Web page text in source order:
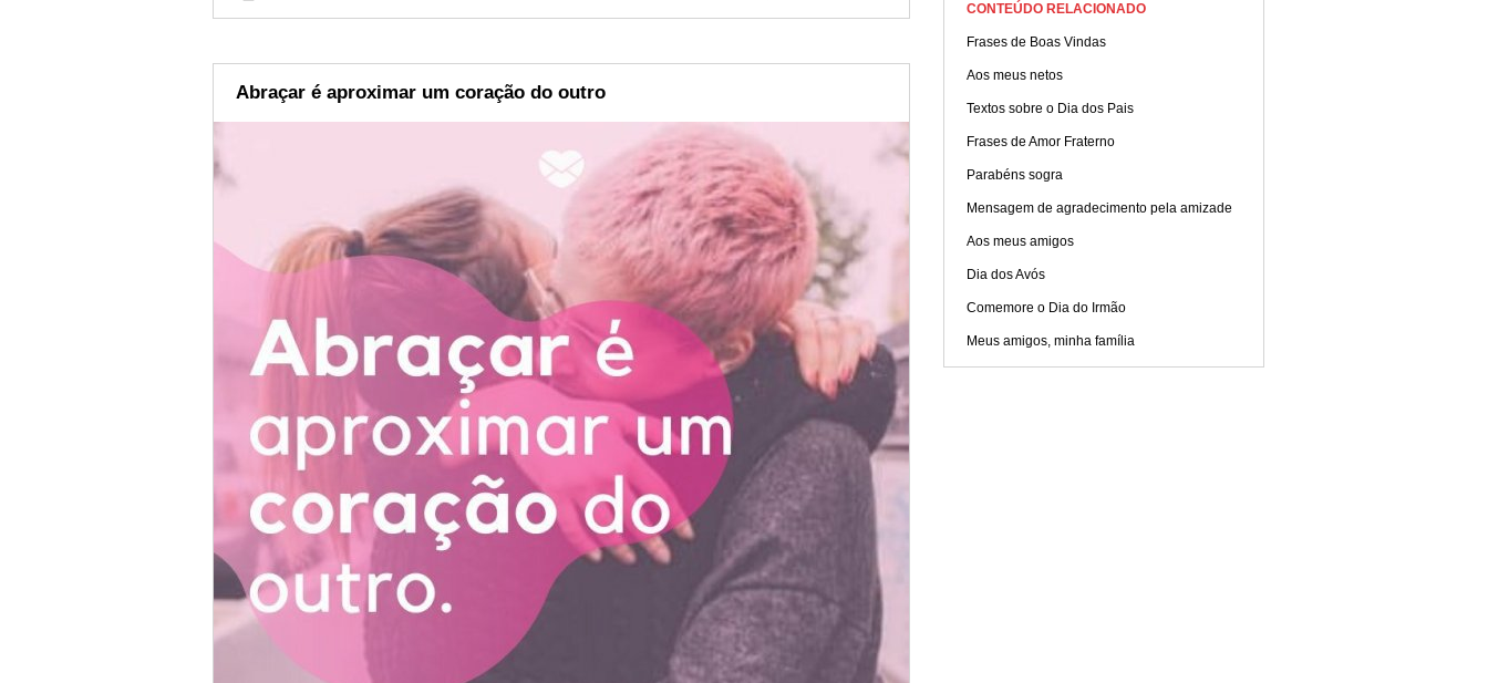
Abraçar é aproximar um coração do outro
CONTEÚDO RELACIONADO
Frases de Boas Vindas
Aos meus netos
Textos sobre o Dia dos Pais
Frases de Amor Fraterno
Parabéns sogra
Mensagem de agradecimento pela amizade
Aos meus amigos
Dia dos Avós
Comemore o Dia do Irmão
Meus amigos, minha família